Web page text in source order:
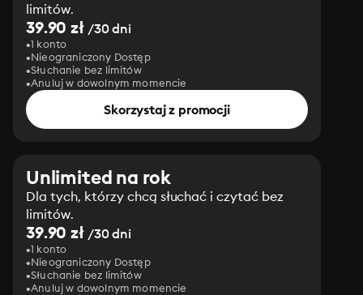
limitów.
39.90 zł/30 dni
1 konto
Nieograniczony Dostęp
Słuchanie bez limitów
Anuluj w dowolnym momencie
Skorzystaj z promocji
Unlimited na rok
Dla tych, którzy chcą słuchać i czytać bez
limitów.
39.90 zł/30 dni
1 konto
Nieograniczony Dostęp
Słuchanie bez limitów
Anuluj w dowolnym momencie